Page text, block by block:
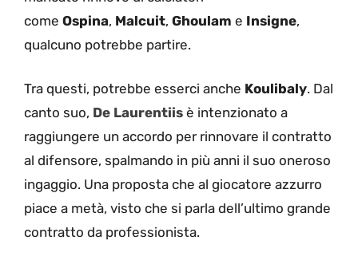
come Ospina, Malcuit, Ghoulam e Insigne,
qualcuno potrebbe partire.
Tra questi, potrebbe esserci anche Koulibaly. Dal
canto suo, De Laurentiis è intenzionato a
raggiungere un accordo per rinnovare il contratto
al difensore, spalmando in più anni il suo oneroso
ingaggio. Una proposta che al giocatore azzurro
piace a metà, visto che si parla dell’ultimo grande
contratto da professionista.